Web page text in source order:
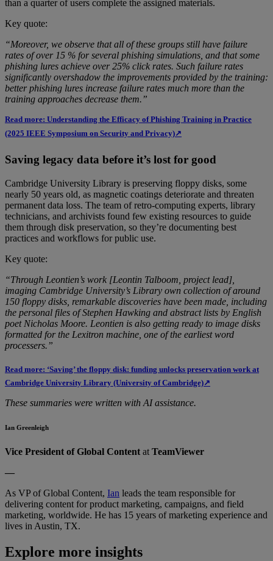
than a quarter of users complete the assigned materials.
Key quote:
“Moreover, we observe that all of these groups still have failure
rates of over 15 % for several phishing simulations, and that some
phishing lures achieve over 25% click rates. Such failure rates
significantly overshadow the improvements provided by the training:
better phishing lures increase failure rates much more than the
training approaches decrease them.”
Read more: Understanding the Efficacy of Phishing Training in Practice
(2025 IEEE Symposium on Security and Privacy)↗
Saving legacy data before it’s lost for good
Cambridge University Library is preserving floppy disks, some
nearly 50 years old, as magnetic coatings deteriorate and threaten
permanent data loss. The team of retro-computing experts, library
technicians, and archivists found few existing resources to guide
them through disk preservation, so they’re documenting best
practices and workflows for public use.
Key quote:
“Through Leontien’s work [Leontin Talboom, project lead],
imaging Cambridge University’s Library own collection of around
150 floppy disks, remarkable discoveries have been made, including
the personal files of Stephen Hawking and abstract lists by English
poet Nicholas Moore. Leontien is also getting ready to image disks
formatted for the Lexitron machine, one of the earliest word
processers.”
Read more: ‘Saving’ the floppy disk: funding unlocks preservation work at
Cambridge University Library (University of Cambridge)↗
These summaries were written with AI assistance.
Ian Greenleigh
Vice President of Global Content at TeamViewer
—
As VP of Global Content, Ian leads the team responsible for
delivering content for product marketing, campaigns, and field
marketing, worldwide. He has 15 years of marketing experience and
lives in Austin, TX.
Explore more insights